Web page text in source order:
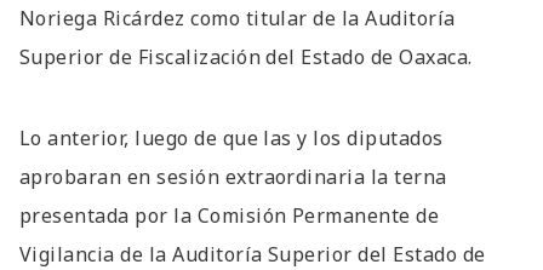
Noriega Ricárdez como titular de la Auditoría
Superior de Fiscalización del Estado de Oaxaca.
Lo anterior, luego de que las y los diputados
aprobaran en sesión extraordinaria la terna
presentada por la Comisión Permanente de
Vigilancia de la Auditoría Superior del Estado de